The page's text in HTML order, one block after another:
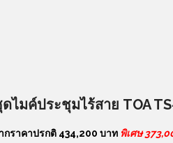
ไมค์ประชุมไร้สาย TOA
กราคาปรกติ 434,200 บาท พิเศษ